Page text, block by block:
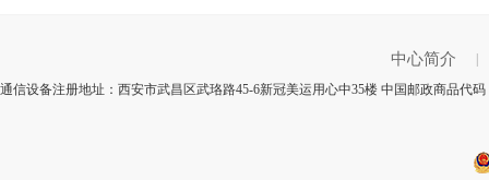
中心简介
通信设备注册地址：西安市武昌区武珞路45-6新冠美运用心中35楼 中国邮政商品代